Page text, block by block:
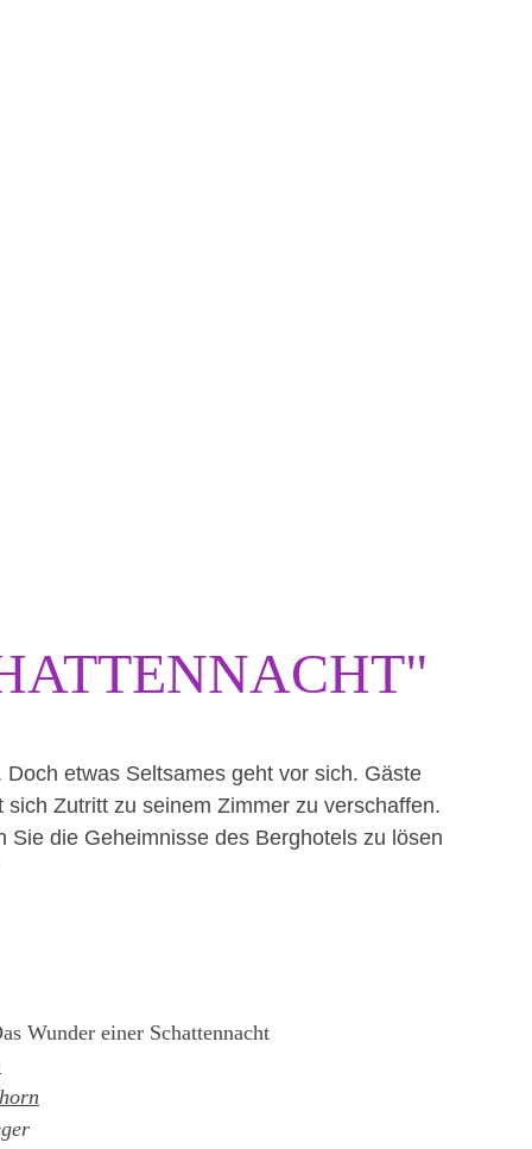
Wunder einer Schattennacht
etwas Seltsames geht vor sich. Gäste
Zutritt zu seinem Zimmer zu verschaffen.
die Geheimnisse des Berghotels zu lösen